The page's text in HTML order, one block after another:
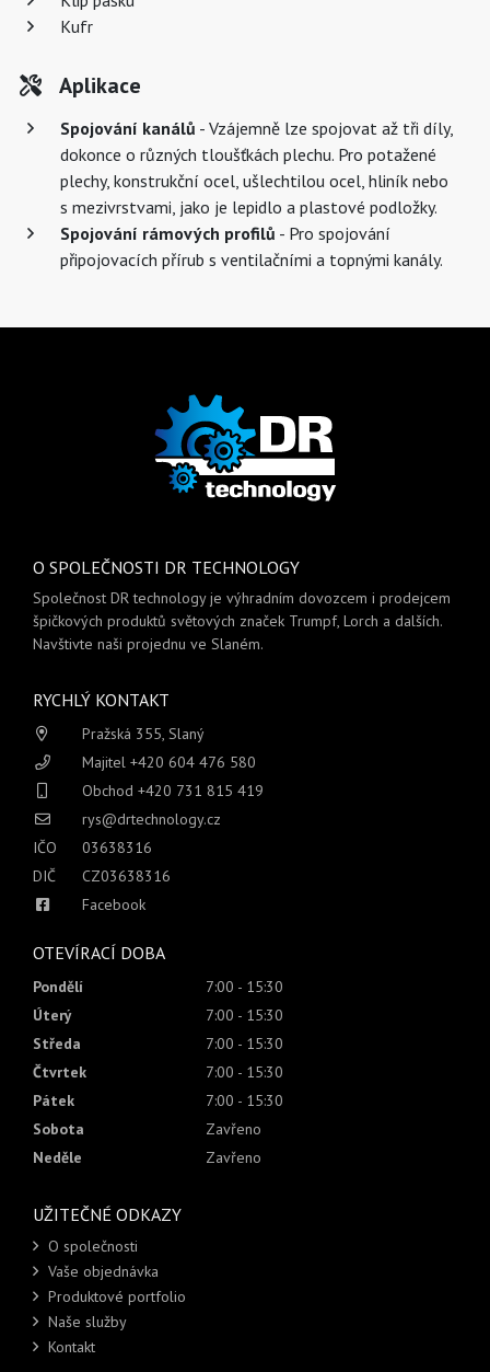
Kufr
Aplikace
Spojování kanálů - Vzájemně lze spojovat až tři díly,
dokonce o různých tloušťkách plechu. Pro potažené
plechy, konstrukční ocel, ušlechtilou ocel, hliník nebo
s mezivrstvami, jako je lepidlo a plastové podložky.
Spojování rámových profilů - Pro spojování
připojovacích přírub s ventilačními a topnými kanály.
O SPOLEČNOSTI DR TECHNOLOGY
Společnost DR technology je výhradním dovozcem i prodejcem
špičkových produktů světových značek Trumpf, Lorch a dalších.
Navštivte naši projednu ve Slaném.
RYCHLÝ KONTAKT
Pražská 355, Slaný
Majitel +420 604 476 580
Obchod +420 731 815 419
rys@drtechnology.cz
IČO
03638316
DIČ
CZ03638316
Facebook
OTEVÍRACÍ DOBA
Pondělí
7:00 - 15:30
Úterý
7:00 - 15:30
Středa
7:00 - 15:30
Čtvrtek
7:00 - 15:30
Pátek
7:00 - 15:30
Sobota
Zavřeno
Neděle
Zavřeno
UŽITEČNÉ ODKAZY
O společnosti
Vaše objednávka
Produktové portfolio
Naše služby
Kontakt